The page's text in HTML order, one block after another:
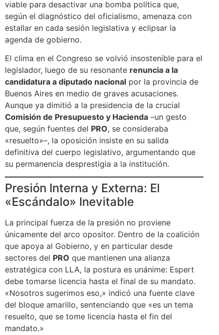
viable para desactivar una bomba política que,
según el diagnóstico del oficialismo, amenaza con
estallar en cada sesión legislativa y eclipsar la
agenda de gobierno.
El clima en el Congreso se volvió insostenible para el
legislador, luego de su resonante renuncia a la
candidatura a diputado nacional por la provincia de
Buenos Aires en medio de graves acusaciones.
Aunque ya dimitió a la presidencia de la crucial
Comisión de Presupuesto y Hacienda –un gesto
que, según fuentes del PRO, se consideraba
«resuelto»–, la oposición insiste en su salida
definitiva del cuerpo legislativo, argumentando que
su permanencia desprestigia a la institución.
Presión Interna y Externa: El
«Escándalo» Inevitable
La principal fuerza de la presión no proviene
únicamente del arco opositor. Dentro de la coalición
que apoya al Gobierno, y en particular desde
sectores del PRO que mantienen una alianza
estratégica con LLA, la postura es unánime: Espert
debe tomarse licencia hasta el final de su mandato.
«Nosotros sugerimos eso,» indicó una fuente clave
del bloque amarillo, sentenciando que «es un tema
resuelto, que se tome licencia hasta el fin del
mandato.»